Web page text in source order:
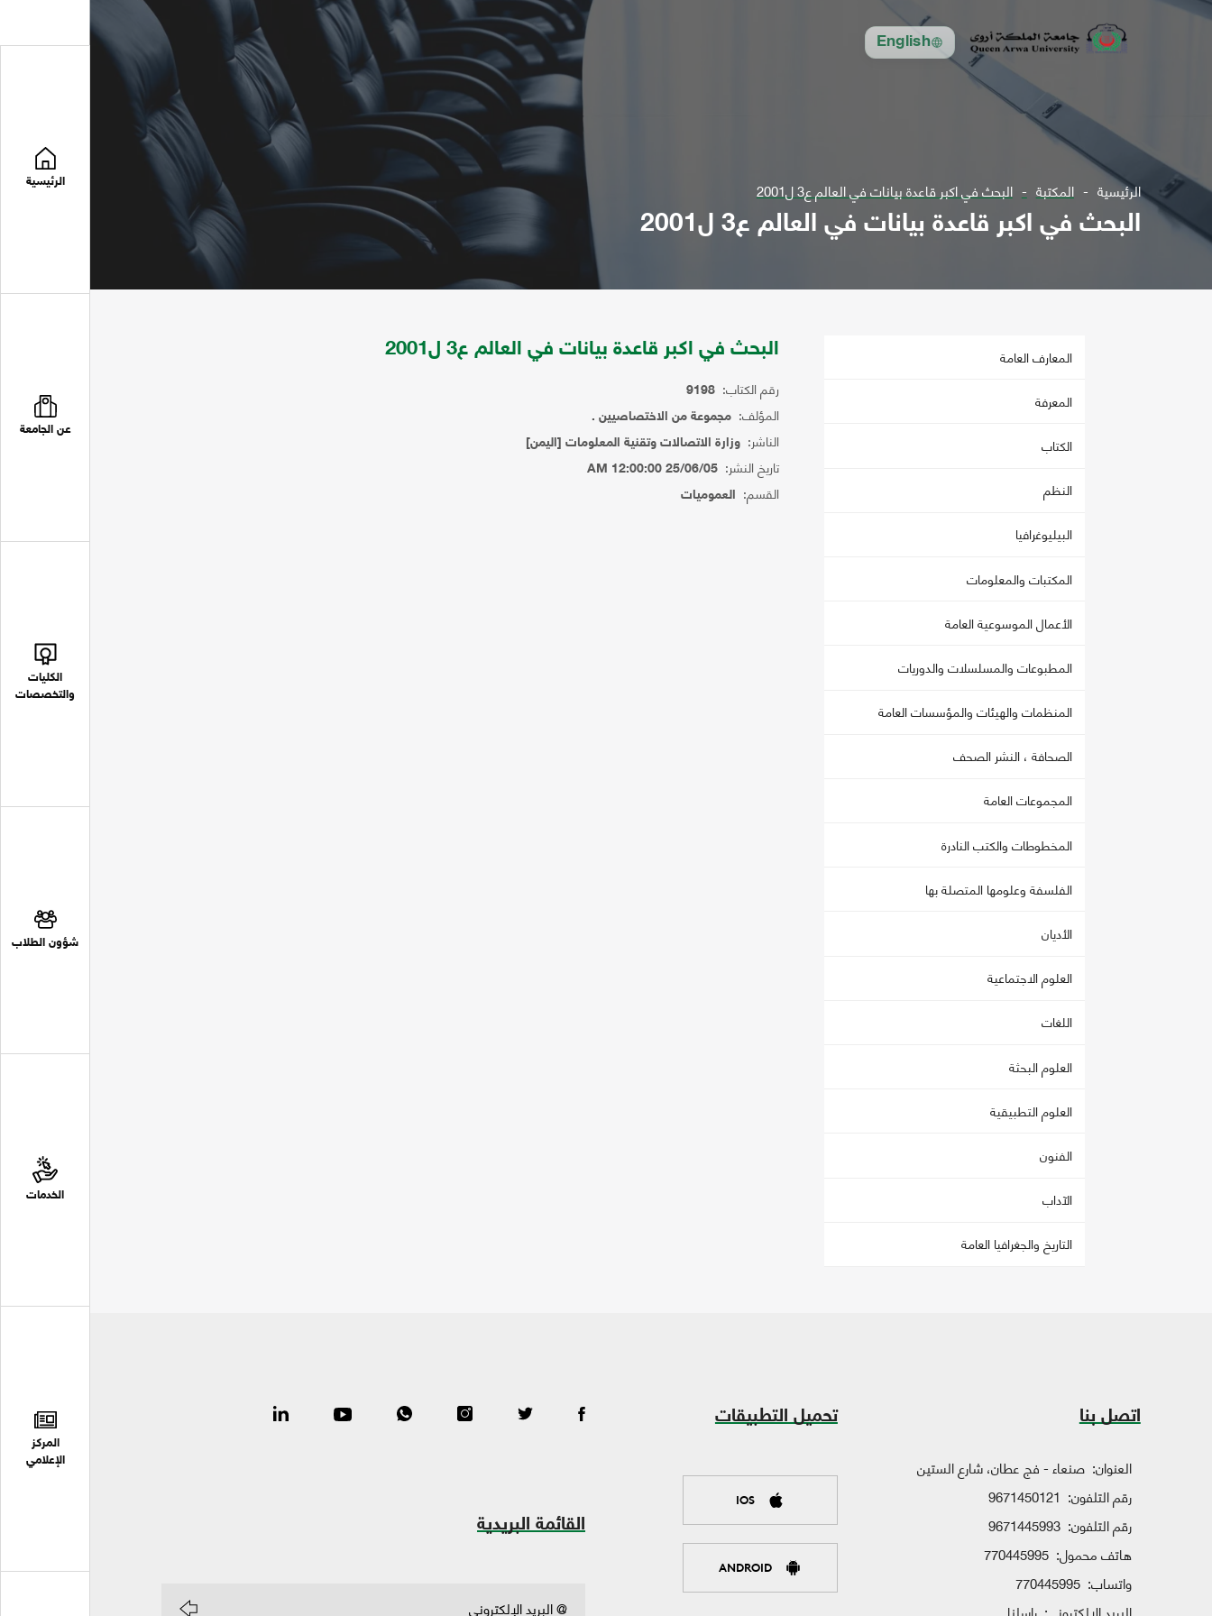
English
الرئيسية
عن الجامعة
الكليات
والتخصصات
شؤون الطلاب
الخدمات
المركز
الإعلامي
الرئيسية المكتبة البحث في اكبر قاعدة بيانات في العالم ع3 ل2001
البحث في اكبر قاعدة بيانات في العالم ع3 ل2001
المعارف العامة
المعرفة
الكتاب
النظم
البيليوغرافيا
المكتبات والمعلومات
الأعمال الموسوعية العامة
المطبوعات والمسلسلات والدوريات
المنظمات والهيئات والمؤسسات العامة
الصحافة ، النشر الصحف
المجموعات العامة
المخطوطات والكتب النادرة
الفلسفة وعلومها المتصلة بها
الأديان
العلوم الاجتماعية
اللغات
العلوم البحثة
العلوم التطبيقية
الفنون
الآداب
التاريخ والجغرافيا العامة
البحث في اكبر قاعدة بيانات في العالم ع3 ل2001
رقم الكتاب: 9198
المؤلف: مجموعة من الاختصاصيين .
الناشر: وزارة الاتصالات وتقنية المعلومات [اليمن]
تاريخ النشر: 25/06/05 12:00:00 AM
القسم: العموميات
اتصل بنا
العنوان: صنعاء - فج عطان، شارع الستين
رقم التلفون: 9671450121
رقم التلفون: 9671445993
هاتف محمول: 770445995
واتساب: 770445995
تحميل التطبيقات
IOS
ANDROID
القائمة البريدية